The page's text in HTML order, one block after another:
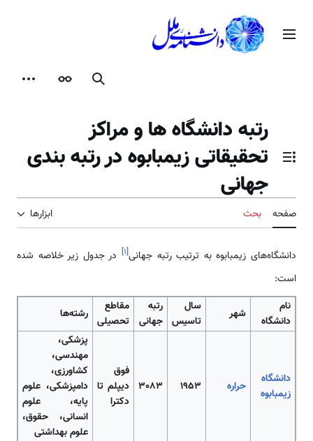
محتوامنوی اصلی
جستجوظاهر
تغییر وضعیت فهرست محتویات
رتبه دانشگاه ها و مراکز
تحقیقاتی زیمبابوه در رتبه بندی
جهانی
صفحه بحث ابزارها
دانشگاه‌های زیمبابوه به ترتیب رتبه جهانی[۱] در جدول زیر خلاصه شده
است:
نام
دانشگاه
شهر
سال
تاسیس
رتبه
جهانی
مقاطع
تحصیلی
رشته‌ها
دانشگاه
زیمبابوه
حراره 1953
3083
فوق
دیپلم تا
دکترا
پزشکی،
مهندسی،
کشاورزی،
دامپزشکی، علوم
پایه، علوم
انسانی، حقوق،
علوم بهداشتی